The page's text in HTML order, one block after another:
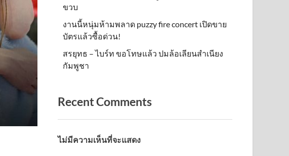
ขวบ
งานนี้หนุ่มห้ามพลาด puzzy fire concert เปิดขาย
บัตรแล้วซื้อด่วน!
สรยุทธ – ไบร์ท ขอโทษแล้ว ปมล้อเลียนสำเนียง
กัมพูชา
Recent Comments
ไม่มีความเห็นที่จะแสดง